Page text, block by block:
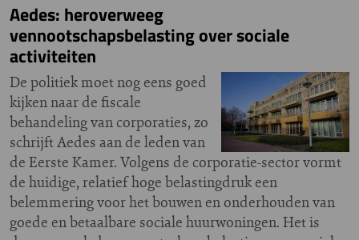
Aedes: heroverweeg
vennootschapsbelasting over sociale
activiteiten
De politiek moet nog eens goed
kijken naar de fiscale
behandeling van corporaties, zo
schrijft Aedes aan de leden van
de Eerste Kamer. Volgens de corporatie-sector vormt
de huidige, relatief hoge belastingdruk een
belemmering voor het bouwen en onderhouden van
goede en betaalbare sociale huurwoningen. Het is